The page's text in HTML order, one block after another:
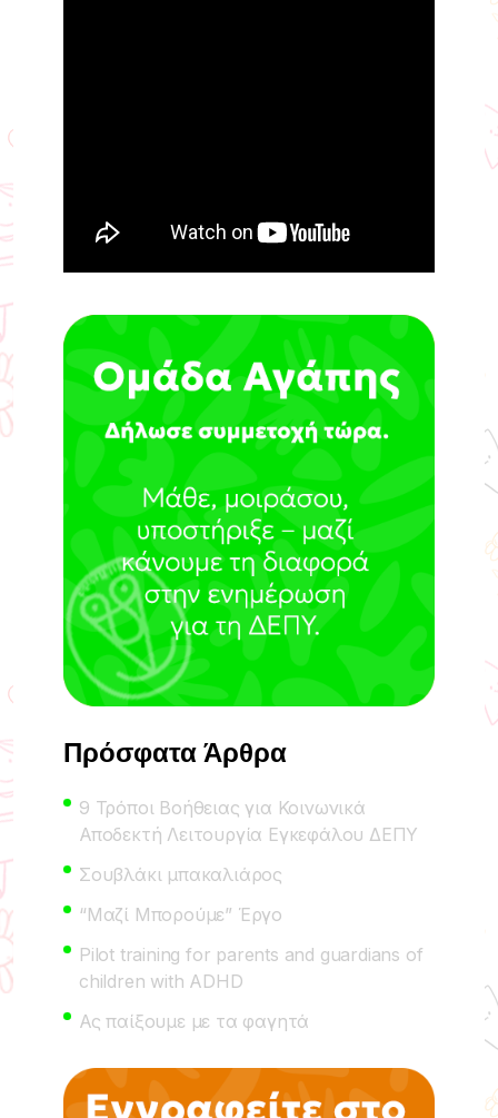
Πρόσφατα Άρθρα
9 Τρόποι Βοήθειας για Κοινωνικά
Αποδεκτή Λειτουργία Εγκεφάλου ΔΕΠΥ
Σουβλάκι μπακαλιάρος
“Μαζί Μπορούμε” Έργο
Pilot training for parents and guardians of
children with ADHD
Ας παίξουμε με τα φαγητά